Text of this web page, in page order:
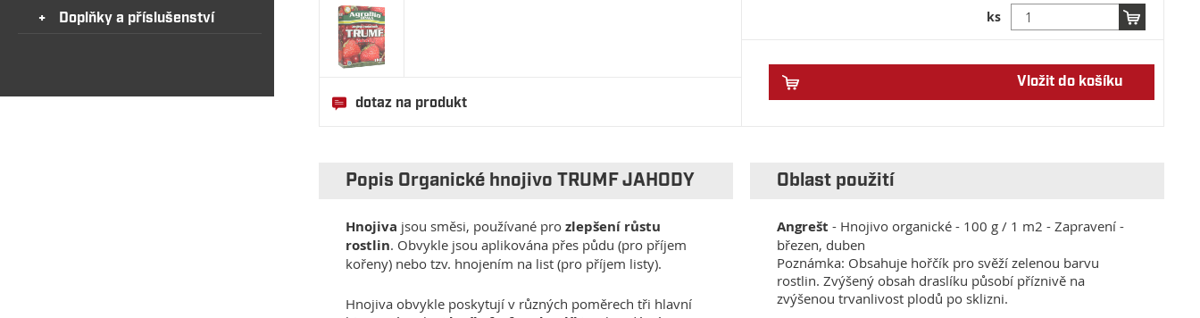
Doplňky a příslušenství
dotaz na produkt
ks
Vložit do košíku
Popis Organické hnojivo TRUMF JAHODY
Hnojiva jsou směsi, používané pro zlepšení růstu
rostlin. Obvykle jsou aplikována přes půdu (pro příjem
kořeny) nebo tzv. hnojením na list (pro příjem listy).
Hnojiva obvykle poskytují v různých poměrech tři hlavní
Oblast použití
Angrešt - Hnojivo organické - 100 g / 1 m2 - Zapravení -
březen, duben
Poznámka: Obsahuje hořčík pro svěží zelenou barvu
rostlin. Zvýšený obsah draslíku působí příznivě na
zvýšenou trvanlivost plodů po sklizni.